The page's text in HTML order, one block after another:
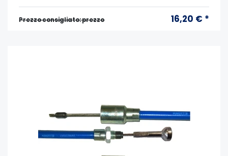
Prezzo consigliato: prezzo 16,20 € *